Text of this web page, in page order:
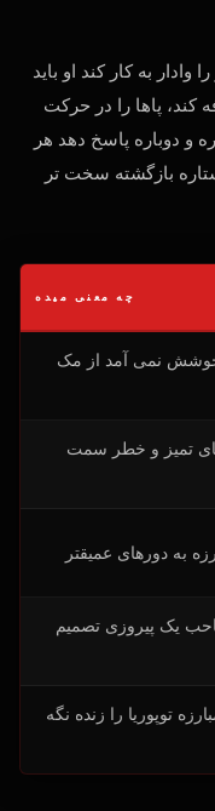
به کار کند او باید
کند، پاها را در حرکت
و دوباره پاسخ دهد هر
بازگشته سخت تر
چه معنی میده
خوشش نمی آمد از مک
های تمیز و خطر سمت
به دورهای عمیقتر
یک پیروزی تصمیم
توپوریا را زنده نگه